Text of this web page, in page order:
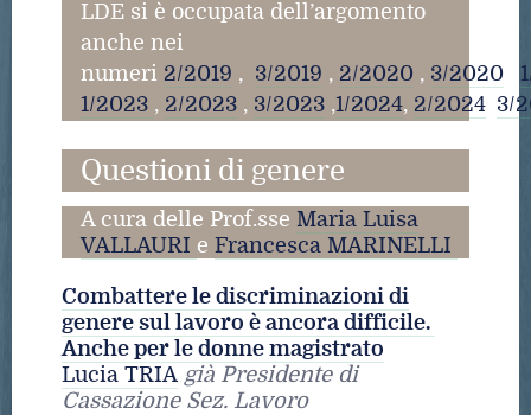
LDE si è occupata dell’argomento
anche nei
numeri 2/2019 , 3/2019 , 2/2020 , 3/2020
1/2023 , 2/2023 , 3/2023 ,1/2024, 2/2024 3/
Questioni di genere
A cura delle Prof.sse Maria Luisa
VALLAURI e Francesca MARINELLI
Combattere le discriminazioni di
genere sul lavoro è ancora difficile.
Anche per le donne magistrato
Lucia TRIA già Presidente di
Cassazione Sez. Lavoro